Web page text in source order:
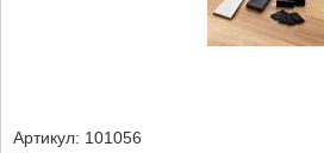
Артикул: 101056